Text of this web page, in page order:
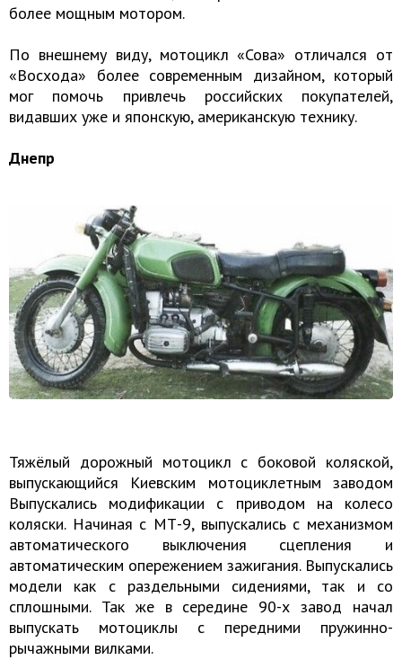
более мощным мотором.
По внешнему виду, мотоцикл «Сова» отличался от
«Восхода» более современным дизайном, который
мог помочь привлечь российских покупателей,
видавших уже и японскую, американскую технику.
Днепр
Тяжёлый дорожный мотоцикл с боковой коляской,
выпускающийся Киевским мотоциклетным заводом
Выпускались модификации с приводом на колесо
коляски. Начиная с МТ-9, выпускались с механизмом
автоматического выключения сцепления и
автоматическим опережением зажигания. Выпускались
модели как с раздельными сидениями, так и со
сплошными. Так же в середине 90-х завод начал
выпускать мотоциклы с передними пружинно-
рычажными вилками.